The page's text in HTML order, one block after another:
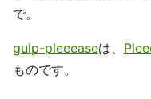
で。
gulp-pleeeaseは、
ものです。